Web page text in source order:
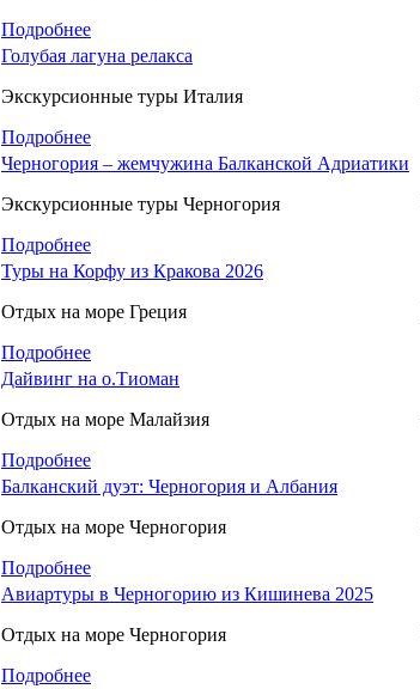
Подробнее
Голубая лагуна релакса
Экскурсионные туры Италия
Подробнее
Черногория – жемчужина Балканской Адриатики
Экскурсионные туры Черногория
Подробнее
Туры на Корфу из Кракова 2026
Отдых на море Греция
Подробнее
Дайвинг на о.Тиоман
Отдых на море Малайзия
Подробнее
Балканский дуэт: Черногория и Албания
Отдых на море Черногория
Подробнее
Авиартуры в Черногорию из Кишинева 2025
Отдых на море Черногория
Подробнее